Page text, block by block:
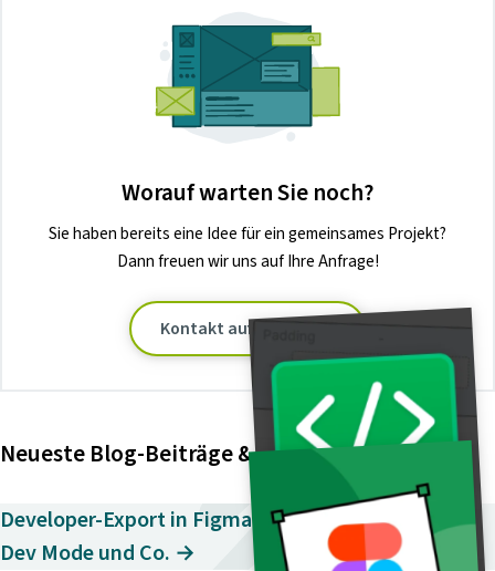
Worauf warten Sie noch?
Sie haben bereits eine Idee für ein gemeinsames Projekt?
Dann freuen wir uns auf Ihre Anfrage!
Kontakt aufnehmen →
Neueste Blog-Beiträge & Videos zu Figma
Developer-Export in Figma – Tipps für Hand-Off,
Dev Mode und Co. →